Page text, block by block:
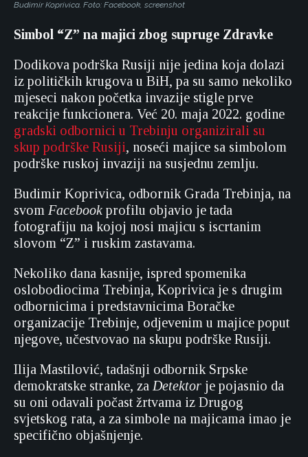
Budimir Koprivica. Foto: Facebook, screenshot
Simbol “Z” na majici zbog supruge Zdravke
Dodikova podrška Rusiji nije jedina koja dolazi
iz političkih krugova u BiH, pa su samo nekoliko
mjeseci nakon početka invazije stigle prve
reakcije funkcionera. Već 20. maja 2022. godine
gradski odbornici u Trebinju organizirali su
skup podrške Rusiji, noseći majice sa simbolom
podrške ruskoj invaziji na susjednu zemlju.
Budimir Koprivica, odbornik Grada Trebinja, na
svom Facebook profilu objavio je tada
fotografiju na kojoj nosi majicu s iscrtanim
slovom “Z” i ruskim zastavama.
Nekoliko dana kasnije, ispred spomenika
oslobodiocima Trebinja, Koprivica je s drugim
odbornicima i predstavnicima Boračke
organizacije Trebinje, odjevenim u majice poput
njegove, učestvovao na skupu podrške Rusiji.
Ilija Mastilović, tadašnji odbornik Srpske
demokratske stranke, za Detektor je pojasnio da
su oni odavali počast žrtvama iz Drugog
svjetskog rata, a za simbole na majicama imao je
specifično objašnjenje.